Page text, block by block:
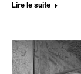
Lire le suite